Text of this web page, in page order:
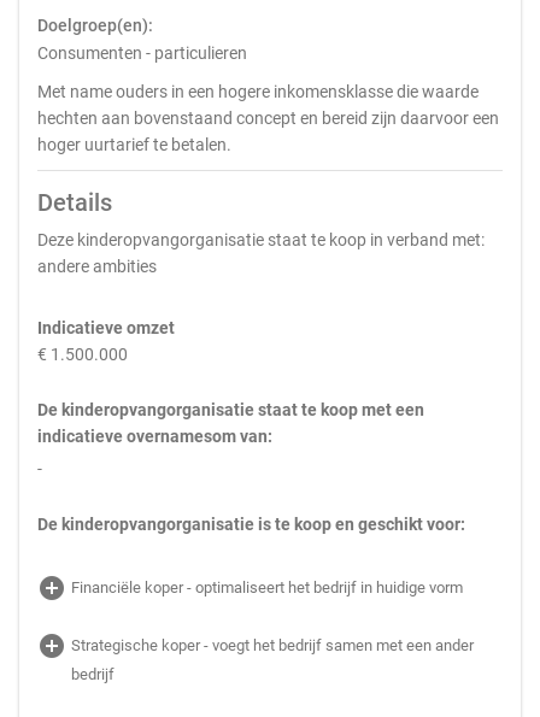
Doelgroep(en):
Consumenten - particulieren
Met name ouders in een hogere inkomensklasse die waarde
hechten aan bovenstaand concept en bereid zijn daarvoor een
hoger uurtarief te betalen.
Details
Deze kinderopvangorganisatie staat te koop in verband met:
andere ambities
Indicatieve omzet
€ 1.500.000
De kinderopvangorganisatie staat te koop met een
indicatieve overnamesom van:
-
De kinderopvangorganisatie is te koop en geschikt voor:
add_circle Financiële koper - optimaliseert het bedrijf in huidige vorm
add_circle Strategische koper - voegt het bedrijf samen met een ander
bedrijf